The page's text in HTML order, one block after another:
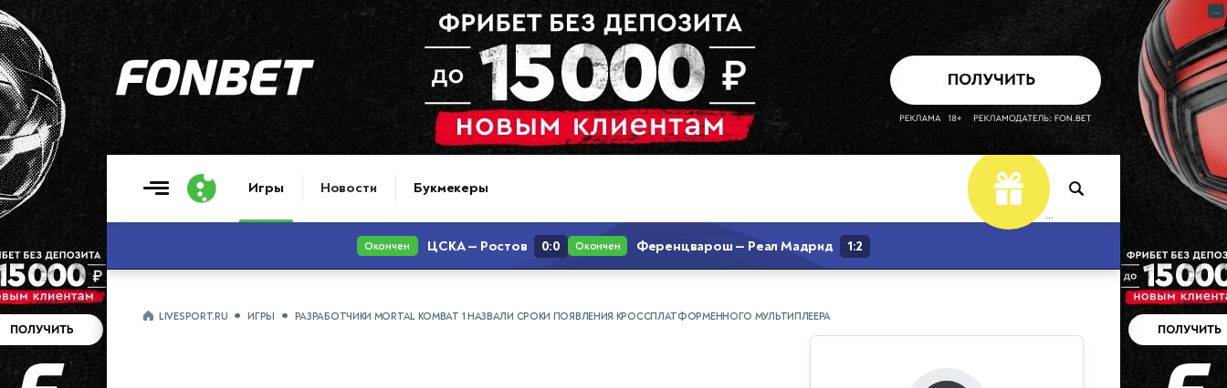
Игры Новости Букмекеры
...
LIVESPORT.RU ИГРЫ РАЗРАБОТЧИКИ MORTAL KOMBAT 1 НАЗВАЛИ СРОКИ ПОЯВЛЕНИЯ КРОССПЛАТФОРМЕННОГО МУЛЬТИПЛЕЕРА
...